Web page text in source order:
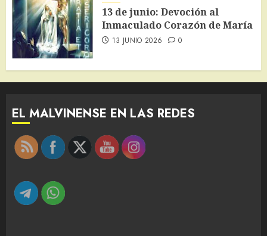
13 de junio: Devoción al
Inmaculado Corazón de María
13 JUNIO 2026 0
EL MALVINENSE EN LAS REDES